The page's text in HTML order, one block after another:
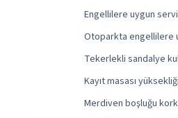
Engellilere uygun
Otoparkta engellilere
Tekerlekli sandalye
Kayıt masası
Merdiven boşluğu